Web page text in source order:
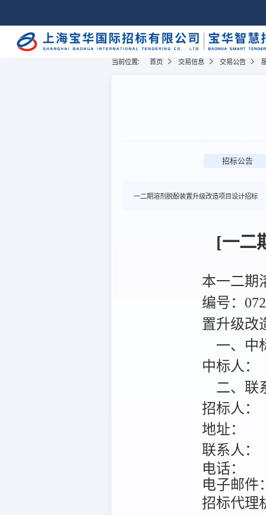
当前位置: 首页 交易信息 交易公告
招标公告
一二期溶剂脱酚装置升级改造项目设计招标
[一二
本一二期
编号：
置升级改
一、中
中标人：
二、联
招标人：
地址：
联系人：
电话：
电子邮件
招标代理